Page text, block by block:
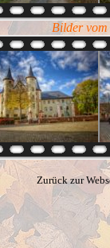
Bilder vom
Zurück zur